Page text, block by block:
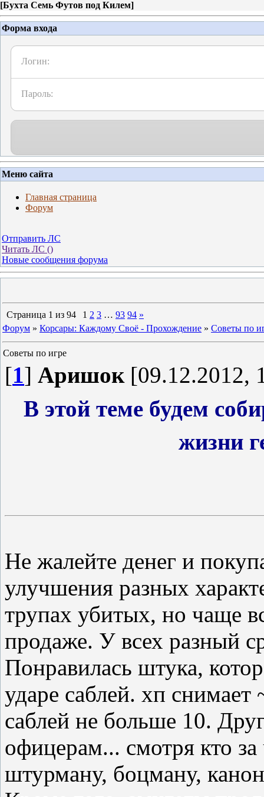
[Бухта Семь Футов под Килем]
Форма входа
Логин:
Пароль:
Меню сайта
Главная страница
Форум
Отправить ЛС
Читать ЛС ()
Новые сообщения форума
Страница 1 из 94 1 2 3 … 93 94 »
Форум » Корсары: Каждому Своё - Прохождение » Советы по
Советы по игре
[1] Аришок[09.12.2012,
В этой теме будем
жизни
Не жалейте денег и
улучшения разных
трупах убитых, но чаще
продаже. У всех разный
Понравилась штука,
ударе саблей. хп снимает
саблей не больше 10.
офицерам... смотря кто
штурману, боцману,